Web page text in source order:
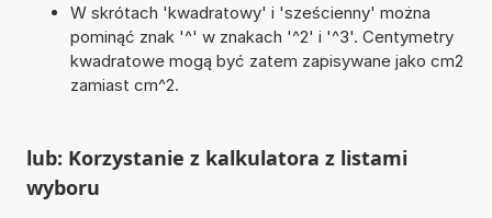
W skrótach 'kwadratowy' i 'sześcienny' można
pominąć znak '^' w znakach '^2' i '^3'. Centymetry
kwadratowe mogą być zatem zapisywane jako cm2
zamiast cm^2.
lub: Korzystanie z kalkulatora z listami
wyboru